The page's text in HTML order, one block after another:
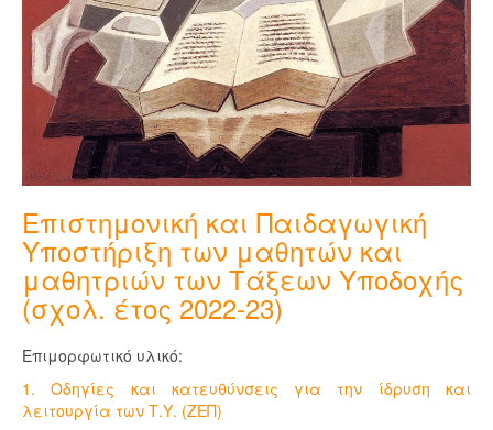
Επιστημονική και Παιδαγωγική
Υποστήριξη των μαθητών και
μαθητριών των Τάξεων Υποδοχής
(σχολ. έτος 2022-23)
Επιμορφωτικό υλικό:
1. Οδηγίες και κατευθύνσεις για την ίδρυση και
λειτουργία των Τ.Υ. (ΖΕΠ)